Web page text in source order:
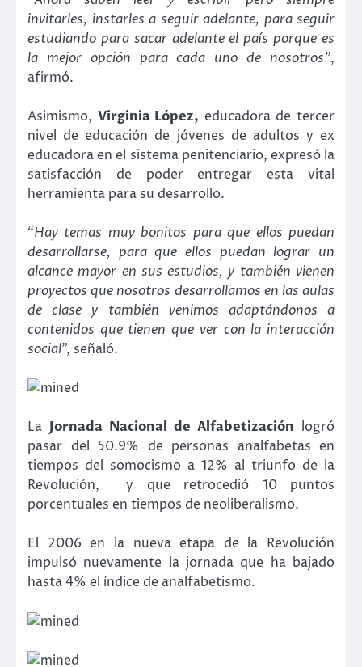
invitarles, instarles a seguir adelante, para seguir
estudiando para sacar adelante el país porque es
la mejor opción para cada uno de nosotros”,
afirmó.
Asimismo, Virginia López, educadora de tercer
nivel de educación de jóvenes de adultos y ex
educadora en el sistema penitenciario, expresó la
satisfacción de poder entregar esta vital
herramienta para su desarrollo.
“Hay temas muy bonitos para que ellos puedan
desarrollarse, para que ellos puedan lograr un
alcance mayor en sus estudios, y también vienen
proyectos que nosotros desarrollamos en las aulas
de clase y también venimos adaptándonos a
contenidos que tienen que ver con la interacción
social”, señaló.
La Jornada Nacional de Alfabetización logró
pasar del 50.9% de personas analfabetas en
tiempos del somocismo a 12% al triunfo de la
Revolución, y que retrocedió 10 puntos
porcentuales en tiempos de neoliberalismo.
El 2006 en la nueva etapa de la Revolución
impulsó nuevamente la jornada que ha bajado
hasta 4% el índice de analfabetismo.